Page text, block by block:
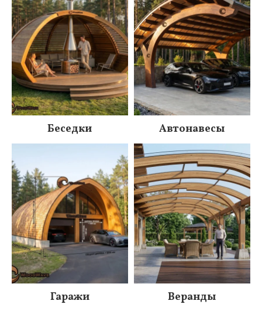
Беседки Автонавесы
Гаражи Веранды